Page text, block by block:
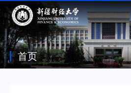
首页